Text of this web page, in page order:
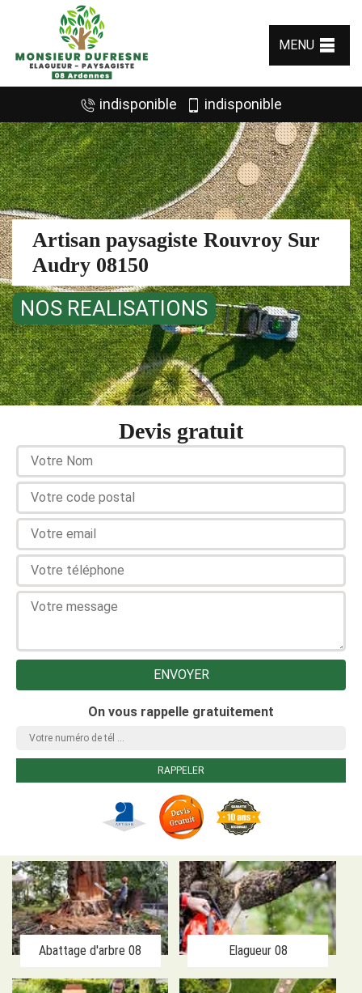
MENU
indisponible indisponible
Artisan paysagiste Rouvroy Sur
Audry 08150
NOS REALISATIONS
Devis gratuit
On vous rappelle gratuitement
Abattage d'arbre 08 Elagueur 08